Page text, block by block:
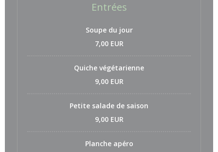
Entrées
Soupe du jour
7,00 EUR
Quiche végétarienne
9,00 EUR
Petite salade de saison
9,00 EUR
Planche apéro